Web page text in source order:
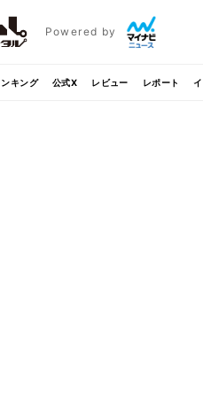
Powered by
ンキング 公式X レビュー レポート